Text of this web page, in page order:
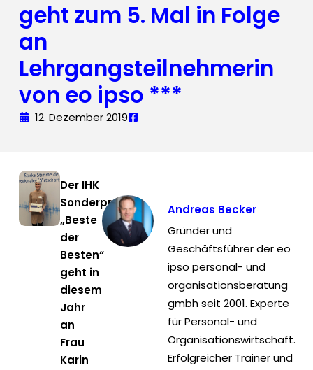
geht zum 5. Mal in Folge
an
Lehrgangsteilnehmerin
von eo ipso ***
12. Dezember 2019
Der IHK
Sonderpreis
„Beste
der
Besten“
geht in
diesem
Jahr
an
Frau
Karin
Andreas Becker
Gründer und
Geschäftsführer der eo
ipso personal- und
organisationsberatung
gmbh seit 2001. Experte
für Personal- und
Organisationswirtschaft.
Erfolgreicher Trainer und